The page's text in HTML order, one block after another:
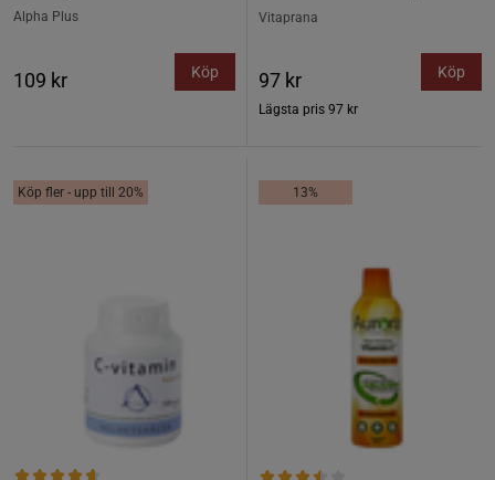
Alpha Plus
109 kr Köp
Vitaprana
97 kr
Lägsta pris 97 kr
Köp
Köp fler - upp till 20% 13%